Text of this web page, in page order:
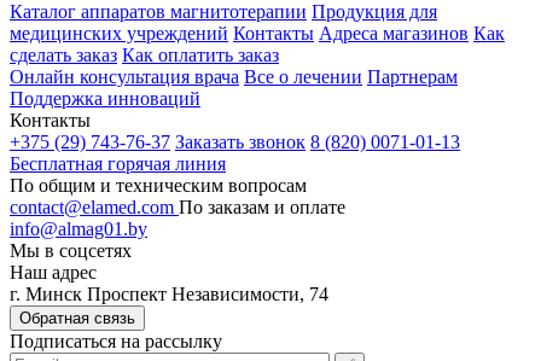
Каталог аппаратов магнитотерапии Продукция для
медицинских учреждений Контакты Адреса магазинов Как
сделать заказ Как оплатить заказ
Онлайн консультация врача Все о лечении Партнерам
Поддержка инноваций
Контакты
+375 (29) 743-76-37 Заказать звонок 8 (820) 0071-01-13
Бесплатная горячая линия
По общим и техническим вопросам
contact@elamed.com По заказам и оплате
info@almag01.by
Мы в соцсетях
Наш адрес
г. Минск Проспект Независимости, 74
Обратная связь
Подписаться на рассылку